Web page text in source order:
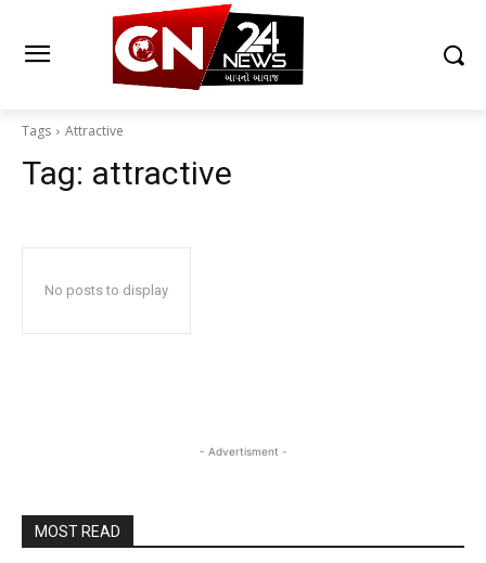
Tags Attractive
Tag: attractive
No posts to display
- Advertisment -
MOST READ